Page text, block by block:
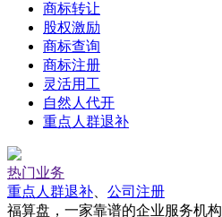
商标转让
股权激励
商标查询
商标注册
灵活用工
自然人代开
重点人群退补
热门业务
重点人群退补
公司注册
福算盘，一家靠谱的企业服务机构